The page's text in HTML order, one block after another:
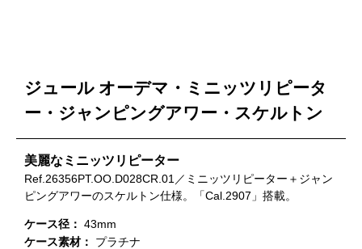
ジュール オーデマ・ミニッツリピータ
ー・ジャンピングアワー・スケルトン
美麗なミニッツリピーター
Ref.26356PT.OO.D028CR.01／ミニッツリピーター＋ジャン
ピングアワーのスケルトン仕様。「Cal.2907」搭載。
ケース径： 43mm
ケース素材： プラチナ